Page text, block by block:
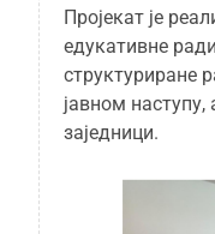
Пројекат је
едукативне
структуриране
јавном
заједници.